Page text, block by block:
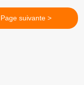
Page suivante >